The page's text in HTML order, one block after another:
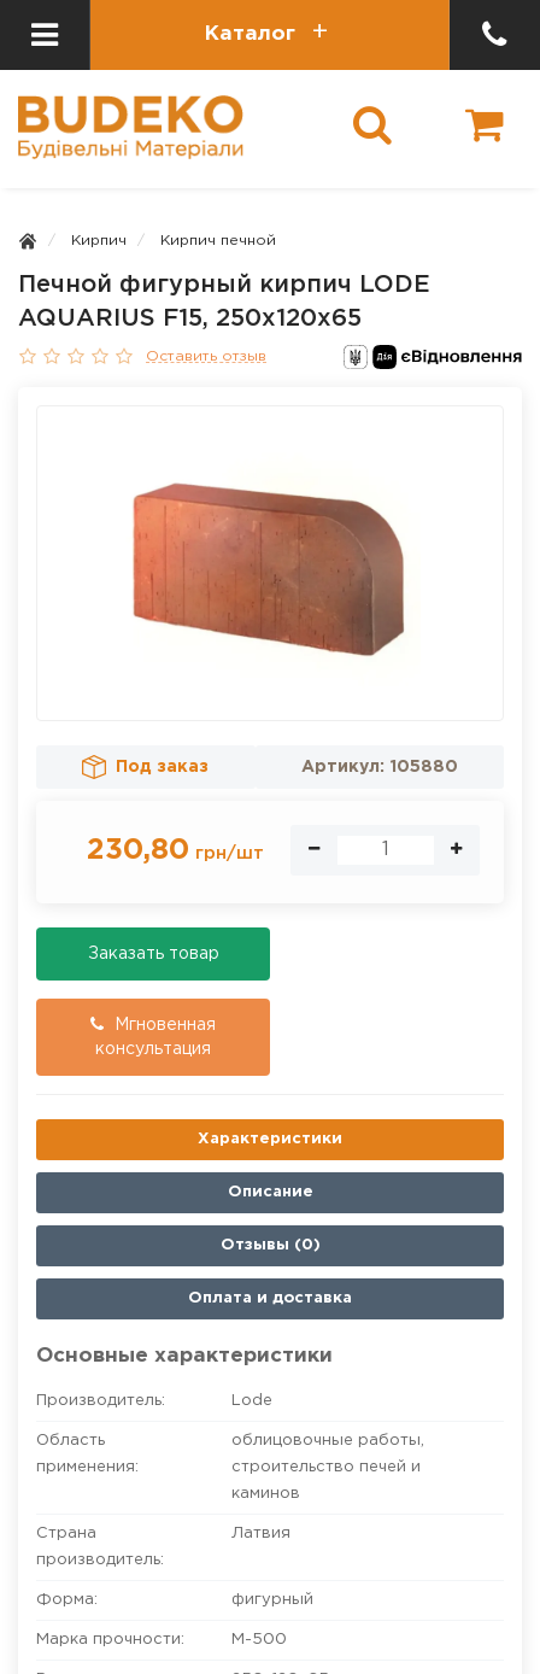
Каталог
Кирпич Кирпич печной
Печной фигурный кирпич LODE
AQUARIUS F15, 250x120x65
Оставить отзыв
Под заказ Артикул: 105880
230,80 грн/шт
Заказать товар
Мгновенная
консультация
Характеристики
Описание
Отзывы (0)
Оплата и доставка
Основные характеристики
Производитель: Lode
Область
применения:
облицовочные работы
строительство печей и
каминов
Страна
производитель:
Латвия
Форма: фигурный
Марка прочности: М-500